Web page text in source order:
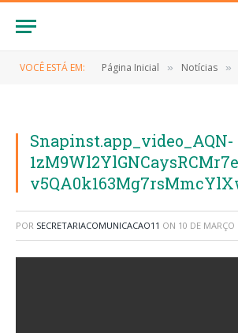
VOCÊ ESTÁ EM: Página Inicial » Notícias »
Snapinst.app_video_AQN-
POR SECRETARIACOMUNICACAO11 ON 10 DE MARÇO